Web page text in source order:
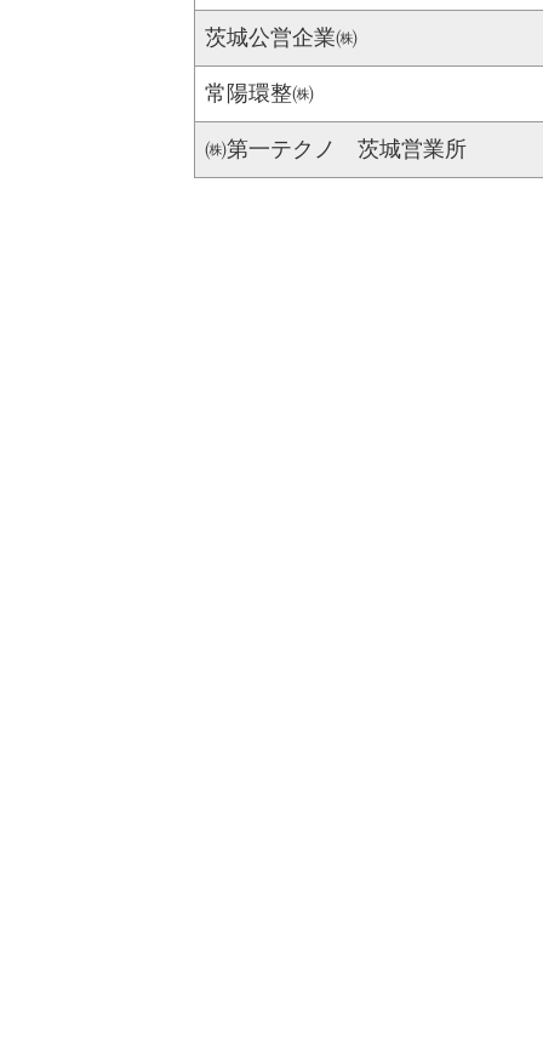
茨城公営企業㈱
常陽環整㈱
㈱第一テクノ 茨城営業所